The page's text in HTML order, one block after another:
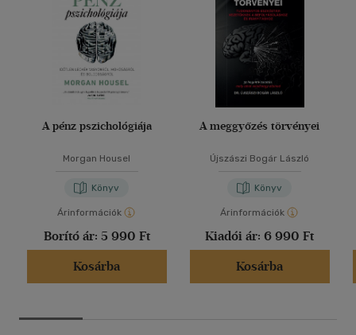
A pénz pszichológiája
Morgan Housel
Könyv
Árinformációk
Borító ár: 5 990 Ft
Kosárba
A meggyőzés törvényei
Újszászi Bogár László
Könyv
Árinformációk
Kiadói ár: 6 990 Ft
Kosárba